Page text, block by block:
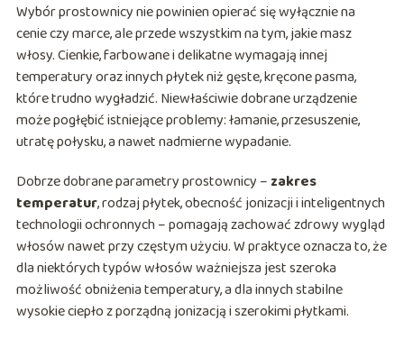
Wybór prostownicy nie powinien opierać się wyłącznie na
cenie czy marce, ale przede wszystkim na tym, jakie masz
włosy. Cienkie, farbowane i delikatne wymagają innej
temperatury oraz innych płytek niż gęste, kręcone pasma,
które trudno wygładzić. Niewłaściwie dobrane urządzenie
może pogłębić istniejące problemy: łamanie, przesuszenie,
utratę połysku, a nawet nadmierne wypadanie.
Dobrze dobrane parametry prostownicy – zakres
temperatur, rodzaj płytek, obecność jonizacji i inteligentnych
technologii ochronnych – pomagają zachować zdrowy wygląd
włosów nawet przy częstym użyciu. W praktyce oznacza to, że
dla niektórych typów włosów ważniejsza jest szeroka
możliwość obniżenia temperatury, a dla innych stabilne
wysokie ciepło z porządną jonizacją i szerokimi płytkami.